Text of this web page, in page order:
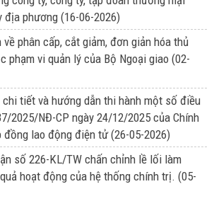
địa phương (16-06-2026)
phân cấp, cắt giảm, đơn giản hóa thủ
phạm vi quản lý của Bộ Ngoại giao (02-
tiết và hướng dẫn thi hành một số điều
2025/NĐ-CP ngày 24/12/2025 của Chính
đồng lao động điện tử(26-05-2026)
số 226-KL/TW chấn chỉnh lề lối làm
hoạt động của hệ thống chính trị. (05-